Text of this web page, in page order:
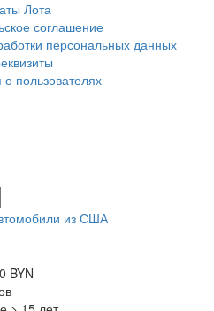
Лота
соглашение
персональных данных
пользователях
из США
BYN